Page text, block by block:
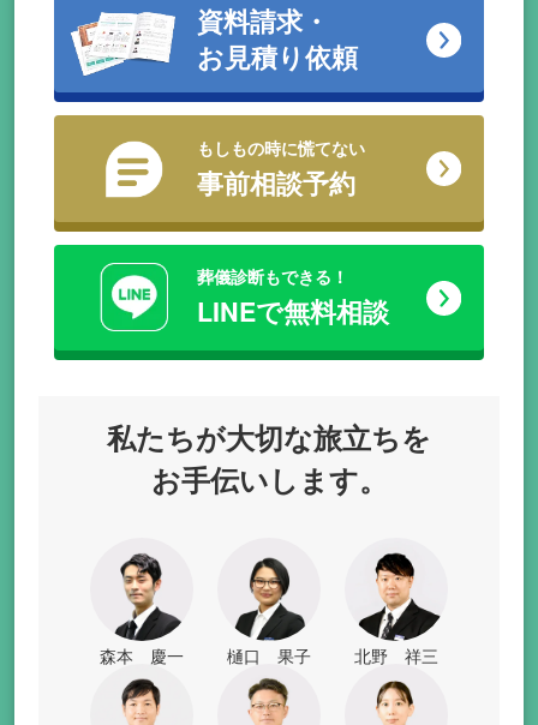
資料請求・
お見積り依頼
もしもの時に慌てない
事前相談予約
葬儀診断もできる！
LINEで無料相談
私たちが大切な旅立ちを
お手伝いします。
森本 慶一 樋口 果子 北野 祥三